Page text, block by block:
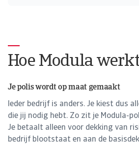
Hoe Modula
Je polis wordt op maat gemaakt
Ieder bedrijf is anders. Je kiest dus
die jij nodig hebt. Zo zit je Modula-
Je betaalt alleen voor dekking van
bedrijf blootstaat en aan de